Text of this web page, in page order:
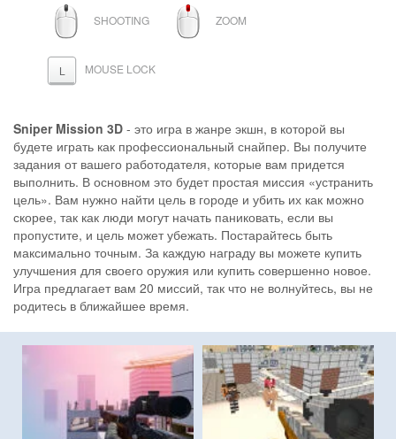
МЫШЬ
SHOOTING
КОЛЕСО
ПРОКРУТКИ
ZOOM
L MOUSE LOCK
Sniper Mission 3D - это игра в жанре экшн, в которой вы
будете играть как профессиональный снайпер. Вы получите
задания от вашего работодателя, которые вам придется
выполнить. В основном это будет простая миссия «устранить
цель». Вам нужно найти цель в городе и убить их как можно
скорее, так как люди могут начать паниковать, если вы
пропустите, и цель может убежать. Постарайтесь быть
максимально точным. За каждую награду вы можете купить
улучшения для своего оружия или купить совершенно новое.
Игра предлагает вам 20 миссий, так что не волнуйтесь, вы не
родитесь в ближайшее время.